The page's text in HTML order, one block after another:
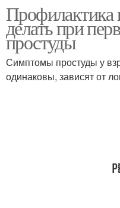
Простуды без
антибиотиков
Профилактика
делать при
простуды
Симптомы простуды у
одинаковы, зависят от